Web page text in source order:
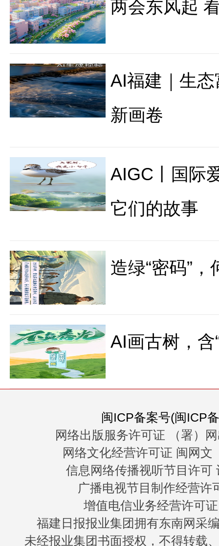
两会东风起
AI福建｜生
新画卷
AIGC丨国际
它们的故事
造绿“密码”
AI画古树，含
闽ICP备案号(闽ICP
网络出版服务许可证 （署）
网络文化经营许可证 闽网文
信息网络传播视听节目许可
广播电视节目制作经营许
增值电信业务经营许可
福建日报报业集团拥有东南网采
未经报业集团书面授权，不得转载